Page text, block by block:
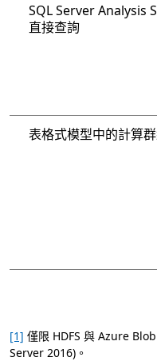
SQL Server Analysis
直接查詢
表格式模型中的計算
[1] 僅限 HDFS 與 Azure
Server 2016)。